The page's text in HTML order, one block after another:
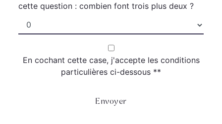
cette question : combien font trois plus deux ?
En cochant cette case, j'accepte les conditions
particulières ci-dessous **
Envoyer